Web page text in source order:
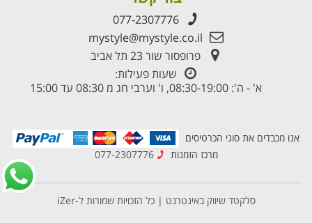
077-2307776
mystyle@mystyle.co.il
פרופסור שור 23 תל אביב
שעות פעילות:
א' - ה': 08:30-19:00, ו' וערבי חג מ 08:30 עד 15:00
אנו מכבדים את סוגי הכרטיסים
מרכז הזמנות
077-2307776
סלקטד שיווק באינטרנט |כל הזכויות שמורות ל-iZer